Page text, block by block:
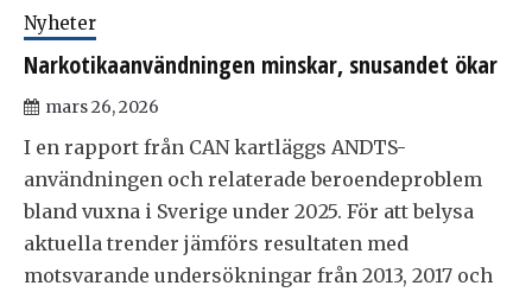
Nyheter
Narkotikaanvändningen minskar, snusandet ökar
mars 26, 2026
I en rapport från CAN kartläggs ANDTS-
användningen och relaterade beroendeproblem
bland vuxna i Sverige under 2025. För att belysa
aktuella trender jämförs resultaten med
motsvarande undersökningar från 2013, 2017 och